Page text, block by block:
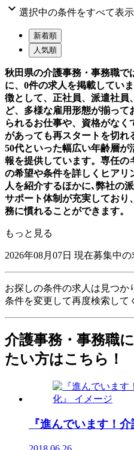
 選択中の条件をすべて表示
新着順
人気順
秋田県の介護事務・事務職で
に、0件の求人を掲載してい
徴として、正社員、派遣社員
ど、多様な雇用形態が揃って
られるお仕事や、資格がなく
があっても再スタートを切れ
50代といった幅広い年齢層
報を提供しています。専任の
の希望や条件を詳しくヒアリ
人を紹介するほかに､弊社の
サポート体制が充実しており
務に慣れることができます。
もっと見る
2026年08月07日 現在募集中の
お探しの条件の求人は見つか
条件を変更して再度検索して
介護事務・事務職
たい方はこちら！
『進んでいます！